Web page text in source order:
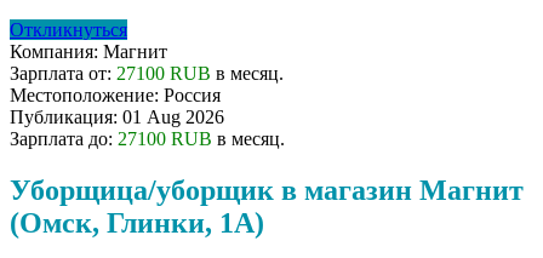
Откликнуться
Компания: Магнит
Зарплата от: 27100 RUB в месяц.
Местоположение: Россия
Публикация: 01 Aug 2026
Зарплата до: 27100 RUB в месяц.
Уборщица/уборщик в магазин Магнит
(Омск, Глинки, 1А)